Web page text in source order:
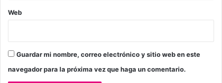
Web
Guardar mi nombre, correo electrónico y sitio web en este
navegador para la próxima vez que haga un comentario.